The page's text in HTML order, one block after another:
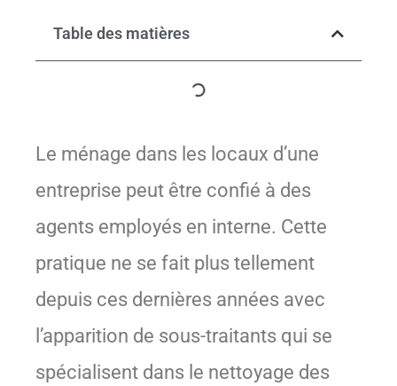
Table des matières
Le ménage dans les locaux d’une
entreprise peut être confié à des
agents employés en interne. Cette
pratique ne se fait plus tellement
depuis ces dernières années avec
l’apparition de sous-traitants qui se
spécialisent dans le nettoyage des